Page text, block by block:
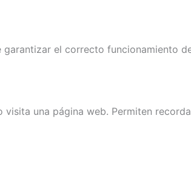
el correcto funcionamiento
una página web. Permiten